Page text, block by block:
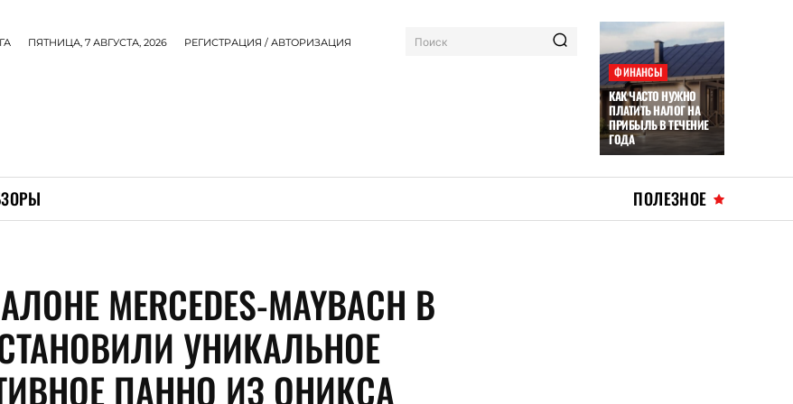
ПЯТНИЦА, 7 АВГУСТА, 2026 РЕГИСТРАЦИЯ / АВТОРИЗАЦИЯ Поиск
ФИНАНСЫ
КАК ЧАСТО НУЖНО
ПЛАТИТЬ НАЛОГ НА
ПРИБЫЛЬ В ТЕЧЕНИЕ
ГОДА
ПОЛЕЗНОЕ
MERCEDES-MAYBACH В
УНИКАЛЬНОЕ
ПАННО ИЗ ОНИКСА